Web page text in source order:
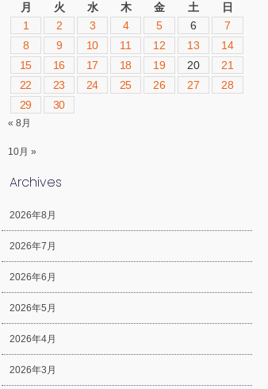
月
火 水 木 金 土
日
1
2 3 4 5 6
7
8
9 10 11 12 13
14
15
16 17 18 19 20
21
22
23 24 25 26 27
28
29
30
« 8月
10月 »
Archives
2026年8月
2026年7月
2026年6月
2026年5月
2026年4月
2026年3月